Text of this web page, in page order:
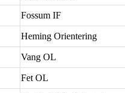
Fossum IF
Heming Orientering
Vang OL
Fet OL